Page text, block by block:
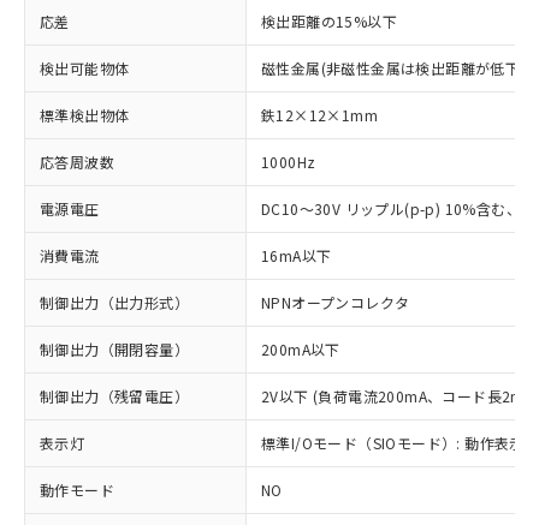
応差 検出距離の15%以下
検出可能物体 磁性金属(非磁性金属は検出距離が低下し
標準検出物体 鉄12×12×1mm
応答周波数 1000Hz
電源電圧 DC10～30V リップル(p-p) 10%含む、
消費電流 16mA以下
制御出力（出力形式） NPNオープンコレクタ
制御出力（開閉容量） 200mA以下
制御出力（残留電圧） 2V以下 (負荷電流200mA、コード長2m
表示灯 標準I/Oモード（SIOモード）: 動作表示
動作モード NO